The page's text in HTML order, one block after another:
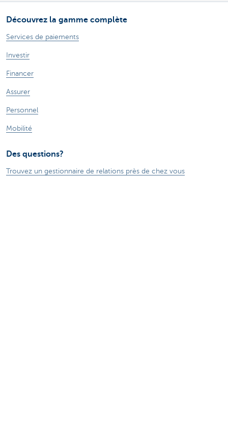
Découvrez la gamme complète
Services de paiements
Investir
Financer
Assurer
Personnel
Mobilité
Des questions?
Trouvez un gestionnaire de relations près de chez vous